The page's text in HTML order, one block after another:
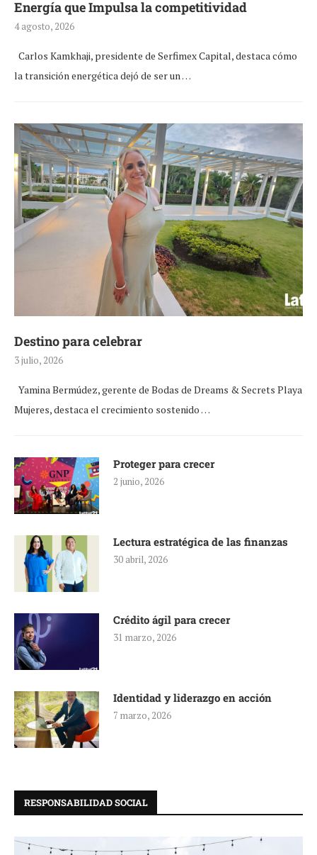
Energía que Impulsa la competitividad
4 agosto, 2026
Carlos Kamkhaji, presidente de Serfimex Capital, destaca cómo
la transición energética dejó de ser un …
Destino para celebrar
3 julio, 2026
Yamina Bermúdez, gerente de Bodas de Dreams & Secrets Playa
Mujeres, destaca el crecimiento sostenido …
Proteger para crecer
2 junio, 2026
Lectura estratégica de las finanzas
30 abril, 2026
Crédito ágil para crecer
31 marzo, 2026
Identidad y liderazgo en acción
7 marzo, 2026
RESPONSABILIDAD SOCIAL